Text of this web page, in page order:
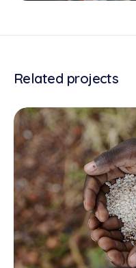
Related projects